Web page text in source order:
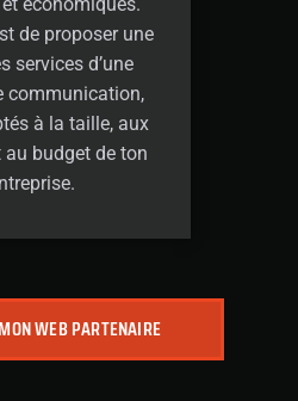
économiques.
de proposer une
services d’une
communication,
à la taille, aux
au budget de ton
WEB PARTENAIRE